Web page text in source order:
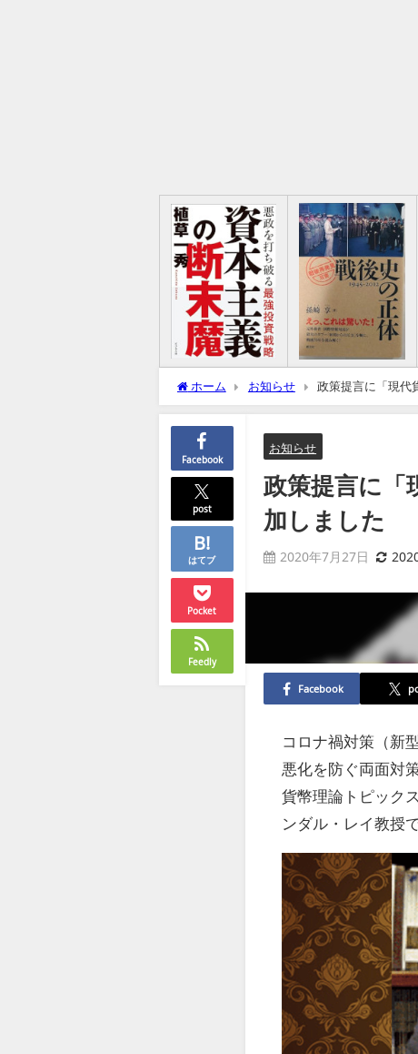
ホーム お知らせ 政策提言に「現代
Facebook
post
はてブ
Pocket
Feedly
お知らせ
政策提言に「
加しました
2020年7月27日
Facebook
コロナ禍対策（新
悪化を防ぐ両面対
貨幣理論トピック
ンダル・レイ教授で